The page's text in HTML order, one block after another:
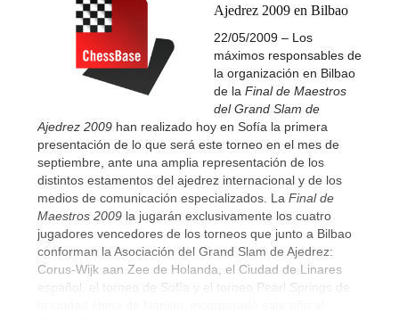
Ajedrez 2009 en Bilbao
22/05/2009 – Los
máximos responsables de
la organización en Bilbao
de la Final de Maestros
del Grand Slam de
Ajedrez 2009 han realizado hoy en Sofía la primera
presentación de lo que será este torneo en el mes de
septiembre, ante una amplia representación de los
distintos estamentos del ajedrez internacional y de los
medios de comunicación especializados. La Final de
Maestros 2009 la jugarán exclusivamente los cuatro
jugadores vencedores de los torneos que junto a Bilbao
conforman la Asociación del Grand Slam de Ajedrez:
Corus-Wijk aan Zee de Holanda, el Ciudad de Linares
español, el torneo de Sofía y el torneo Pearl Springs de